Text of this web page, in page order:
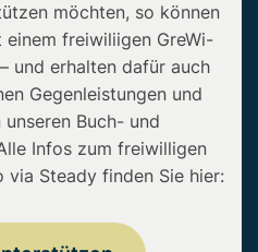
möchten, so können
freiwiliigen GreWi-
und erhalten dafür auch
Gegenleistungen und
unseren Buch- und
Infos zum freiwilligen
via Steady finden Sie hier: